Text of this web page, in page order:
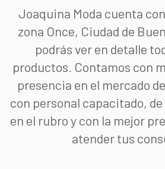
Joaquina Moda cuenta
zona Once, Ciudad de
podrás ver en detalle
productos. Contamos con
presencia en el mercado
con personal capacitado,
en el rubro y con la mejor
atender tus